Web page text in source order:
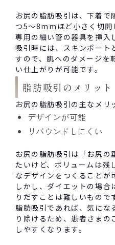
お尻の脂肪吸引は、下着で
つ5〜8mmほど小さく切開
専用の細い管の器具を挿入
吸引時には、スキンポート
すので、肌へのダメージを
い仕上がりが可能です。
脂肪吸引のメリット
お尻の脂肪吸引の主なメリ
デザインが可能
リバウンドしにくい
お尻の脂肪吸引は「お尻の
たいけど、ボリュームは残
なデザインをつくることが
しかし、ダイエットの場合
りだすことは難しいもので
脂肪吸引であれば、気にな
り除けるため、患者さま
しやすくなります。